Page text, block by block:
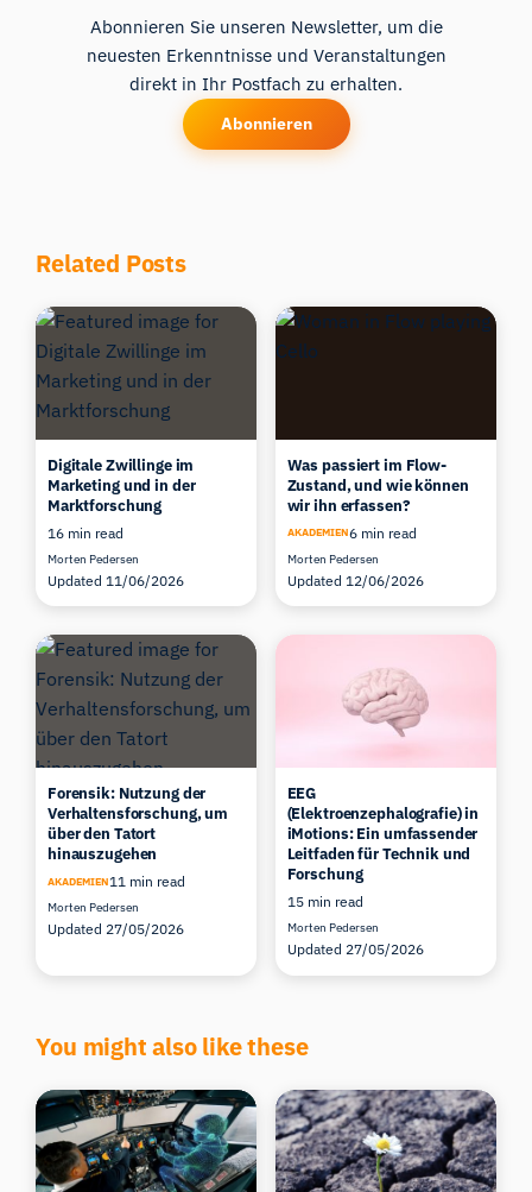
Abonnieren Sie unseren Newsletter, um die
neuesten Erkenntnisse und Veranstaltungen
direkt in Ihr Postfach zu erhalten.
Abonnieren
Related Posts
Digitale Zwillinge im
Marketing und in der
Marktforschung
16 min read
Morten Pedersen
Updated 11/06/2026
Was passiert im Flow-
Zustand, und wie können
wir ihn erfassen?
AKADEMIEN6 min read
Morten Pedersen
Updated 12/06/2026
Forensik: Nutzung der
Verhaltensforschung, um
über den Tatort
hinauszugehen
AKADEMIEN11 min read
Morten Pedersen
Updated 27/05/2026
EEG
(Elektroenzephalografie) in
iMotions: Ein umfassender
Leitfaden für Technik und
Forschung
15 min read
Morten Pedersen
Updated 27/05/2026
You might also like these